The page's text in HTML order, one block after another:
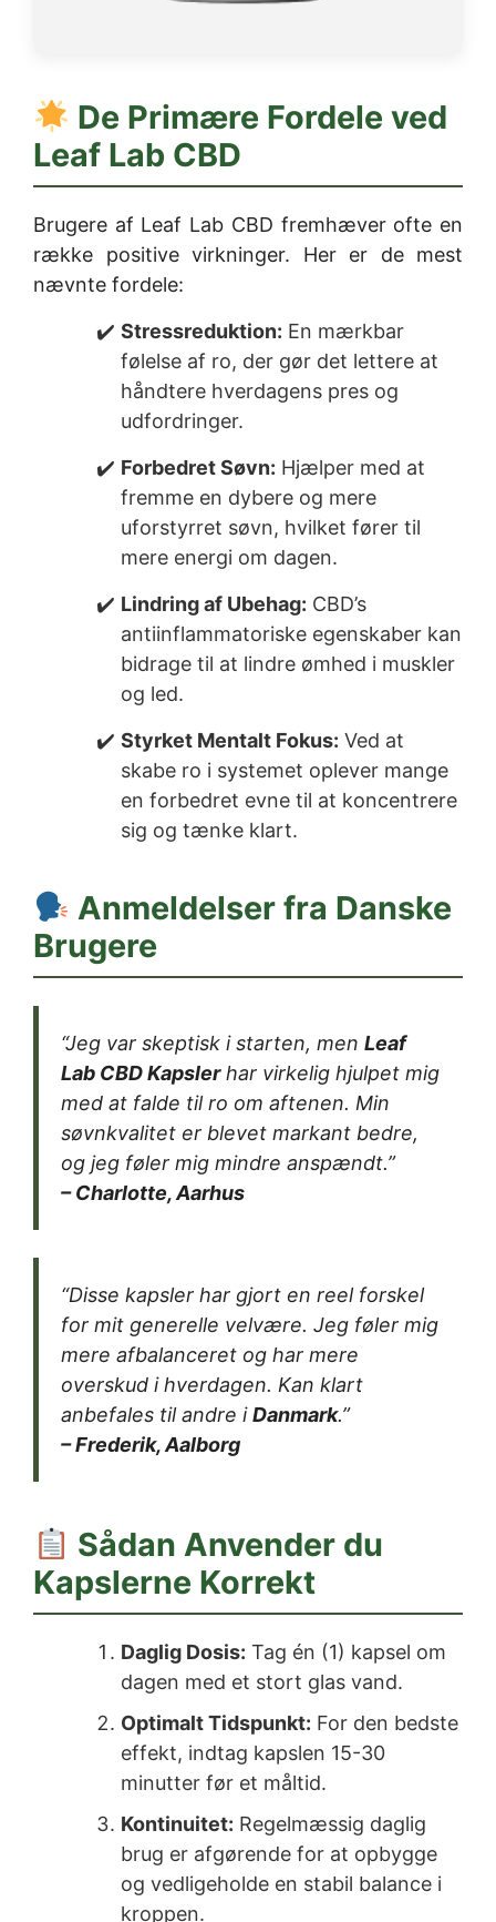
De Primære Fordele ved
Leaf Lab CBD
Brugere af Leaf Lab CBD fremhæver ofte en
række positive virkninger. Her er de mest
nævnte fordele:
Stressreduktion: En mærkbar
følelse af ro, der gør det lettere at
håndtere hverdagens pres og
udfordringer.
Forbedret Søvn: Hjælper med at
fremme en dybere og mere
uforstyrret søvn, hvilket fører til
mere energi om dagen.
Lindring af Ubehag: CBD’s
antiinflammatoriske egenskaber kan
bidrage til at lindre ømhed i muskler
og led.
Styrket Mentalt Fokus: Ved at
skabe ro i systemet oplever mange
en forbedret evne til at koncentrere
sig og tænke klart.
Anmeldelser fra Danske
Brugere
“Jeg var skeptisk i starten, men Leaf
Lab CBD Kapslerhar virkelig hjulpet mig
med at falde til ro om aftenen. Min
søvnkvalitet er blevet markant bedre,
og jeg føler mig mindre anspændt.”
– Charlotte, Aarhus
“Disse kapsler har gjort en reel forskel
for mit generelle velvære. Jeg føler mig
mere afbalanceret og har mere
overskud i hverdagen. Kan klart
anbefales til andre iDanmark.”
– Frederik, Aalborg
Sådan Anvender du
Kapslerne Korrekt
Daglig Dosis: Tag én (1) kapsel om
dagen med et stort glas vand.
Optimalt Tidspunkt: For den bedste
effekt, indtag kapslen 15-30
minutter før et måltid.
Kontinuitet: Regelmæssig daglig
brug er afgørende for at opbygge
og vedligeholde en stabil balance i
kroppen.